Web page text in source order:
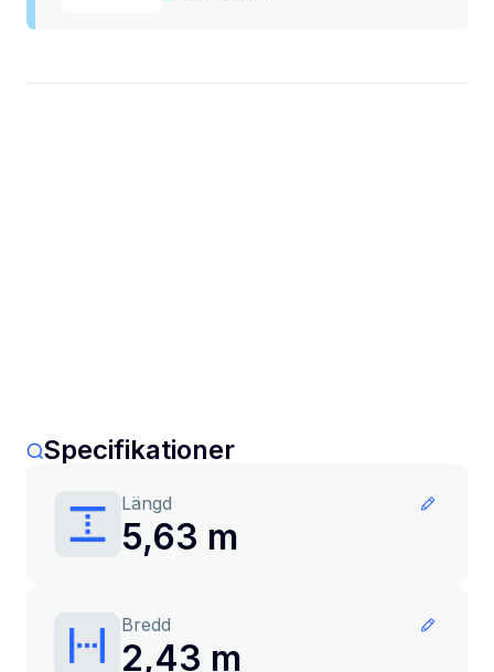
Specifikationer
Längd
5,63 m
Bredd
2,43 m